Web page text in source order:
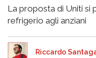
La proposta di Uniti si
refrigerio agli anziani
Riccardo